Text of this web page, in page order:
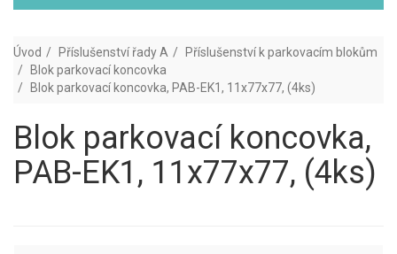
Úvod Příslušenství řady A
Příslušenství k parkovacím blokům
Blok parkovací koncovka
Blok parkovací koncovka, PAB-EK1, 11x77x77, (4ks)
Blok parkovací koncovka,
PAB-EK1, 11x77x77, (4ks)